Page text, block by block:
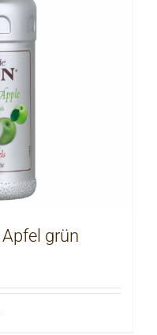
grün